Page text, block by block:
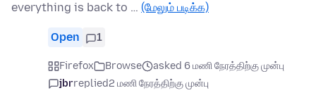
everything is back to … (மேலும் படிக்க)
Open 1
Firefox Browse
asked 6 மணி நேரத்திற்கு முன்பு
jbrreplied2 மணி நேரத்திற்கு முன்பு